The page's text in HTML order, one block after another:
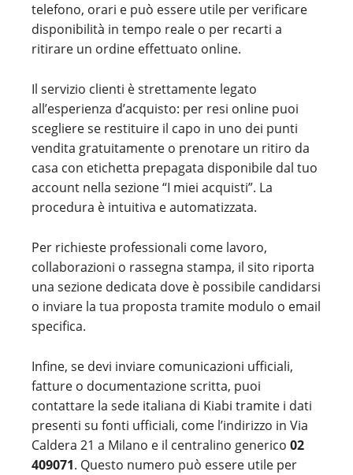
telefono, orari e può essere utile per verificare
disponibilità in tempo reale o per recarti a
ritirare un ordine effettuato online.
Il servizio clienti è strettamente legato
all’esperienza d’acquisto: per resi online puoi
scegliere se restituire il capo in uno dei punti
vendita gratuitamente o prenotare un ritiro da
casa con etichetta prepagata disponibile dal tuo
account nella sezione “I miei acquisti”. La
procedura è intuitiva e automatizzata.
Per richieste professionali come lavoro,
collaborazioni o rassegna stampa, il sito riporta
una sezione dedicata dove è possibile candidarsi
o inviare la tua proposta tramite modulo o email
specifica.
Infine, se devi inviare comunicazioni ufficiali,
fatture o documentazione scritta, puoi
contattare la sede italiana di Kiabi tramite i dati
presenti su fonti ufficiali, come l’indirizzo in Via
Caldera 21 a Milano e il centralino generico 02
409071. Questo numero può essere utile per